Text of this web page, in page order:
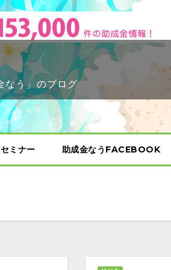
なう」のブログ
ミナー 助成金なうFACEBOOK